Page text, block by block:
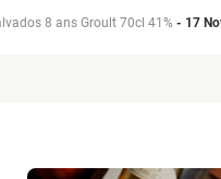
8 ans Groult 70cl 41% - 17